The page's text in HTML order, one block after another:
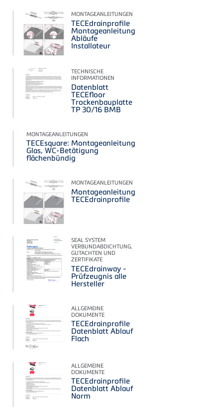
MONTAGEANLEITUNGEN
TECEdrainprofile
Montageanleitung
Abläufe
Installateur
TECHNISCHE
INFORMATIONEN
Datenblatt
TECEfloor
Trockenbauplatte
TP 30/16 BMB
MONTAGEANLEITUNGEN
TECEsquare: Montageanleitung
Glas, WC-Betätigung
flächenbündig
MONTAGEANLEITUNGEN
Montageanleitung
TECEdrainprofile
SEAL SYSTEM
VERBUNDABDICHTUNG,
GUTACHTEN UND
ZERTIFIKATE
TECEdrainway -
Prüfzeugnis alle
Hersteller
ALLGEMEINE
DOKUMENTE
TECEdrainprofile
Datenblatt Ablauf
Flach
ALLGEMEINE
DOKUMENTE
TECEdrainprofile
Datenblatt Ablauf
Norm